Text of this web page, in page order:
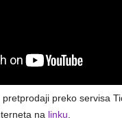
preko servisa
na linku